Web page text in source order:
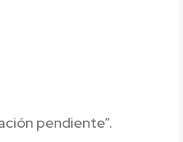
pendiente”.